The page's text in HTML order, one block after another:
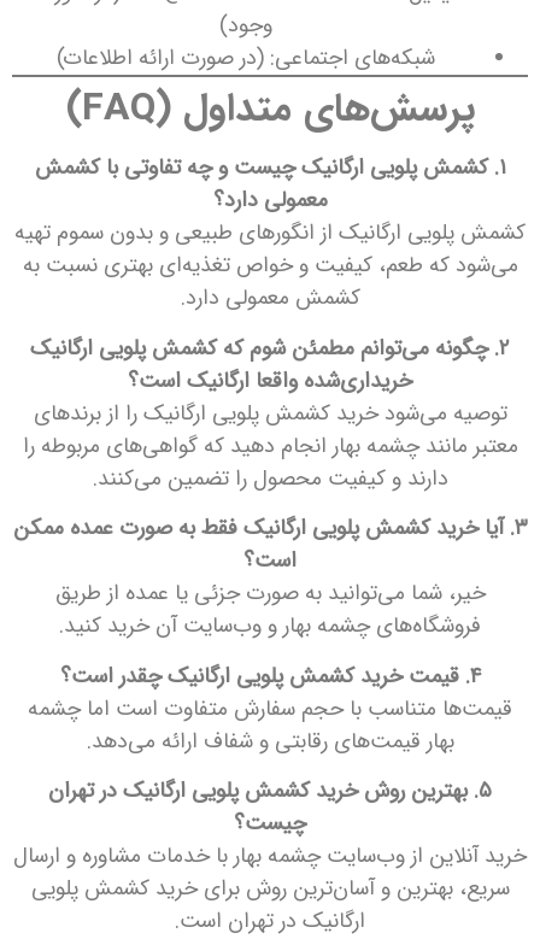
وجود)
شبکه‌های اجتماعی: (در صورت ارائه اطلاعات)
پرسش‌های متداول (FAQ)
۱. کشمش پلویی ارگانیک چیست و چه تفاوتی با کشمش
معمولی دارد؟
کشمش پلویی ارگانیک از انگورهای طبیعی و بدون سموم تهیه
می‌شود که طعم، کیفیت و خواص تغذیه‌ای بهتری نسبت به
کشمش معمولی دارد.
۲. چگونه می‌توانم مطمئن شوم که کشمش پلویی ارگانیک
خریداری‌شده واقعا ارگانیک است؟
توصیه می‌شود خرید کشمش پلویی ارگانیک را از برندهای
معتبر مانند چشمه بهار انجام دهید که گواهی‌های مربوطه را
دارند و کیفیت محصول را تضمین می‌کنند.
۳. آیا خرید کشمش پلویی ارگانیک فقط به صورت عمده ممکن
است؟
خیر، شما می‌توانید به صورت جزئی یا عمده از طریق
فروشگاه‌های چشمه بهار و وب‌سایت آن خرید کنید.
۴. قیمت خرید کشمش پلویی ارگانیک چقدر است؟
قیمت‌ها متناسب با حجم سفارش متفاوت است اما چشمه
بهار قیمت‌های رقابتی و شفاف ارائه می‌دهد.
۵. بهترین روش خرید کشمش پلویی ارگانیک در تهران
چیست؟
خرید آنلاین از وب‌سایت چشمه بهار با خدمات مشاوره و ارسال
سریع، بهترین و آسان‌ترین روش برای خرید کشمش پلویی
ارگانیک در تهران است.